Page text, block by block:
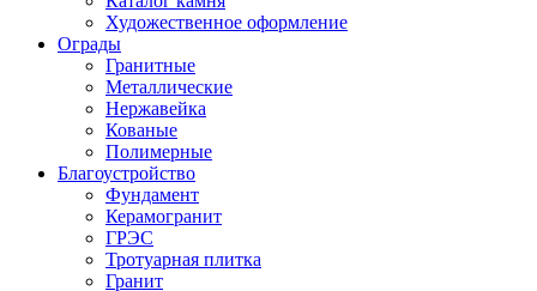
Художественное оформление
Ограды
Гранитные
Металлические
Нержавейка
Кованые
Полимерные
Благоустройство
Фундамент
Керамогранит
ГРЭС
Тротуарная плитка
Гранит